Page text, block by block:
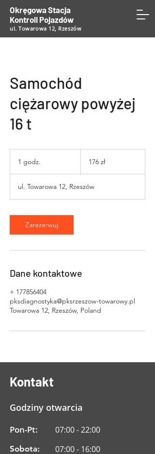
Okręgowa Stacja
Kontroli Pojazdów
ul. Towarowa 12, Rzeszów
Samochód
ciężarowy powyżej
16 t
1 godz.
d
z
polskich
176 zł
ul. Towarowa 12, Rzeszów
Zarezerwuj
Dane kontaktowe
+ 177856404
pksdiagnostyka@pksrzeszow-towarowy.pl
Towarowa 12, Rzeszów, Poland
Kontakt
Godziny otwarcia
Pon-Pt: 07:00 - 22:00
Sobota: 07:00 - 16:00